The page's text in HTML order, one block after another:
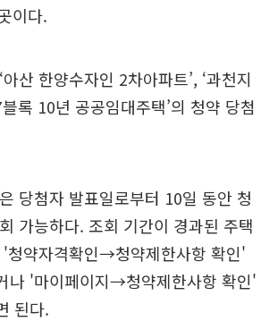
이다.
산 한양수자인 2차아파트’, ‘과천지
록 10년 공공임대주택’의 청약 당첨
당첨자 발표일로부터 10일 동안 청
가능하다. 조회 기간이 경과된 주택
'청약자격확인→청약제한사항 확인'
나 '마이페이지→청약제한사항 확인'
된다.